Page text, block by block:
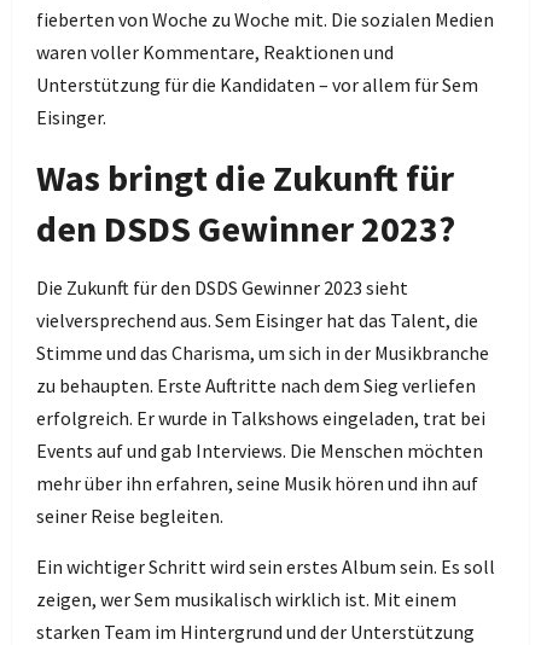
fieberten von Woche zu Woche mit. Die sozialen Medien
waren voller Kommentare, Reaktionen und
Unterstützung für die Kandidaten – vor allem für Sem
Eisinger.
Was bringt die Zukunft für
den DSDS Gewinner 2023?
Die Zukunft für den DSDS Gewinner 2023 sieht
vielversprechend aus. Sem Eisinger hat das Talent, die
Stimme und das Charisma, um sich in der Musikbranche
zu behaupten. Erste Auftritte nach dem Sieg verliefen
erfolgreich. Er wurde in Talkshows eingeladen, trat bei
Events auf und gab Interviews. Die Menschen möchten
mehr über ihn erfahren, seine Musik hören und ihn auf
seiner Reise begleiten.
Ein wichtiger Schritt wird sein erstes Album sein. Es soll
zeigen, wer Sem musikalisch wirklich ist. Mit einem
starken Team im Hintergrund und der Unterstützung